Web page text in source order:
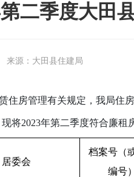
二季度大田
来源：大田县住建局
住房管理有关规定，我局住
将2023年第二季度符合廉租
居委会
档案号（
编号）